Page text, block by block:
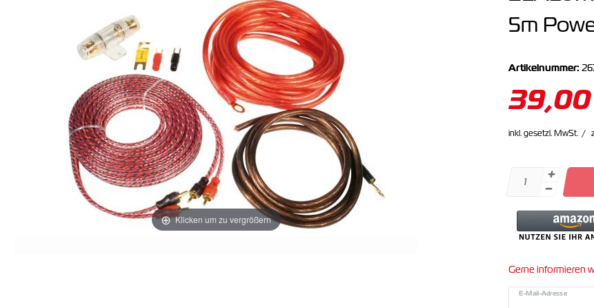
Klicken um zu vergrößern
5m
Artikelnummer:
inkl. gesetzl. MwSt.
Gerne informieren
E-Mail-Adresse